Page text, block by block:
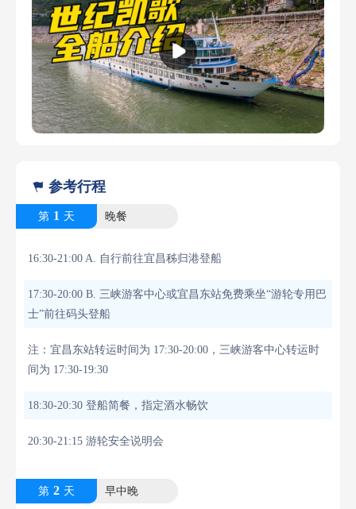
 参考行程
第 1 天 晚餐
16:30-21:00 A. 自行前往宜昌秭归港登船
17:30-20:00 B. 三峡游客中心或宜昌东站免费乘坐“游轮专用巴
士”前往码头登船
注：宜昌东站转运时间为 17:30-20:00，三峡游客中心转运时
间为 17:30-19:30
18:30-20:30 登船简餐，指定酒水畅饮
20:30-21:15 游轮安全说明会
第 2 天 早中晚